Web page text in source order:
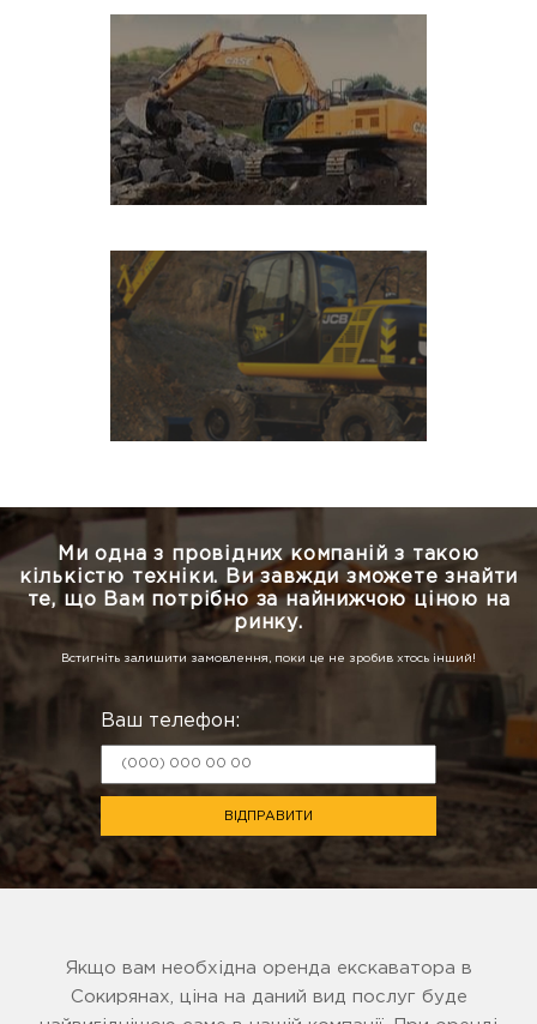
Ми одна з провідних компаній з такою
кількістю техніки.
Ви завжди зможете знайти
те, що Вам потрібно за найнижчою ціною на
ринку.
Встигніть залишити замовлення, поки це не зробив хтось інший!
Ваш телефон:
ВІДПРАВИТИ
Якщо вам необхідна оренда екскаватора в
Сокирянах, ціна на даний вид послуг буде